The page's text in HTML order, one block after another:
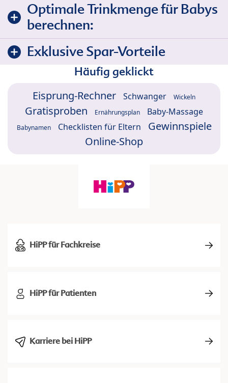
Optimale Trinkmenge für Babys
berechnen:
Exklusive Spar-Vorteile
Häufig geklickt
Eisprung-Rechner Schwanger Wickeln
Gratisproben Ernährungsplan Baby-Massage
Babynamen Checklisten für Eltern
Gewinnspiele
Online-Shop
HiPP für Fachkreise
HiPP für Patienten
Karriere bei HiPP